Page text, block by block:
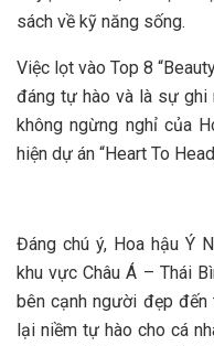
sách về kỹ năng sống.
Việc lọt vào Top 8
đáng tự hào và là sự ghi
không ngừng nghỉ của
hiện dự án “Heart To
Đáng chú ý, Hoa hậu Ý
khu vực Châu Á – Thái
bên cạnh người đẹp
lại niềm tự hào cho cá